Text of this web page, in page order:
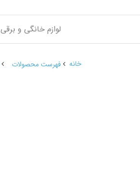
لوازم خانگی و برقی
خانه فهرست محصولات